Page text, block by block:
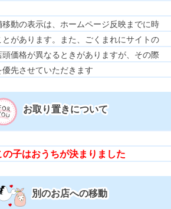
移動の表示は、ホームページ反映までに時
とがあります。また、ごくまれにサイトの
価格が異なるときがありますが、その際
優先させていただきます
お取り置きについて
の子はおうちが決まりました
別のお店への移動